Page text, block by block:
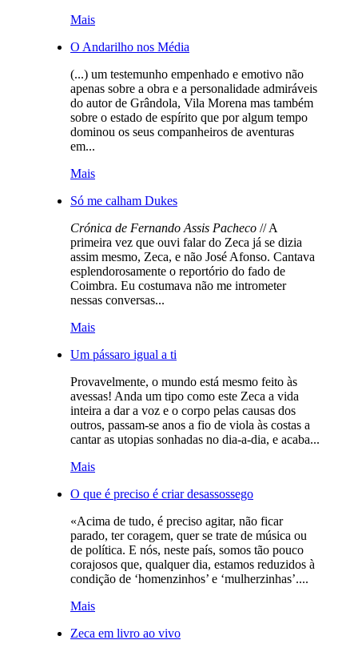
Mais
O Andarilho nos Média
(...) um testemunho empenhado e emotivo não
apenas sobre a obra e a personalidade admiráveis
do autor de Grândola, Vila Morena mas também
sobre o estado de espírito que por algum tempo
dominou os seus companheiros de aventuras
em...
Mais
Só me calham Dukes
Crónica de Fernando Assis Pacheco // A
primeira vez que ouvi falar do Zeca já se dizia
assim mesmo, Zeca, e não José Afonso. Cantava
esplendorosamente o reportório do fado de
Coimbra. Eu costumava não me intrometer
nessas conversas...
Mais
Um pássaro igual a ti
Provavelmente, o mundo está mesmo feito às
avessas! Anda um tipo como este Zeca a vida
inteira a dar a voz e o corpo pelas causas dos
outros, passam-se anos a fio de viola às costas a
cantar as utopias sonhadas no dia-a-dia, e acaba...
Mais
O que é preciso é criar desassossego
«Acima de tudo, é preciso agitar, não ficar
parado, ter coragem, quer se trate de música ou
de política. E nós, neste país, somos tão pouco
corajosos que, qualquer dia, estamos reduzidos à
condição de ‘homenzinhos’ e ‘mulherzinhas’....
Mais
Zeca em livro ao vivo